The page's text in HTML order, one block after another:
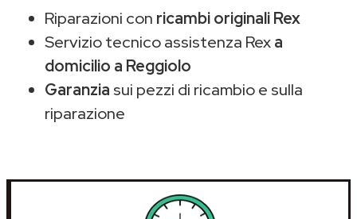
Riparazioni con ricambi originali Rex
Servizio tecnico assistenza Rexa
domicilio a Reggiolo
Garanzia sui pezzi di ricambio e sulla
riparazione